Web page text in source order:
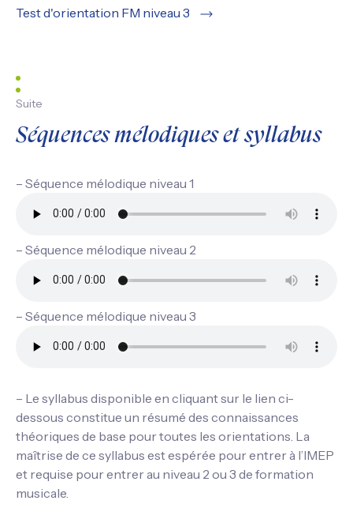
Test d'orientation FM niveau 3
Suite
Séquences mélodiques et syllabus
– Séquence mélodique niveau 1
– Séquence mélodique niveau 2
– Séquence mélodique niveau 3
– Le syllabus disponible en cliquant sur le lien ci-
dessous constitue un résumé des connaissances
théoriques de base pour toutes les orientations. La
maîtrise de ce syllabus est espérée pour entrer à l’IMEP
et requise pour entrer au niveau 2 ou 3 de formation
musicale.